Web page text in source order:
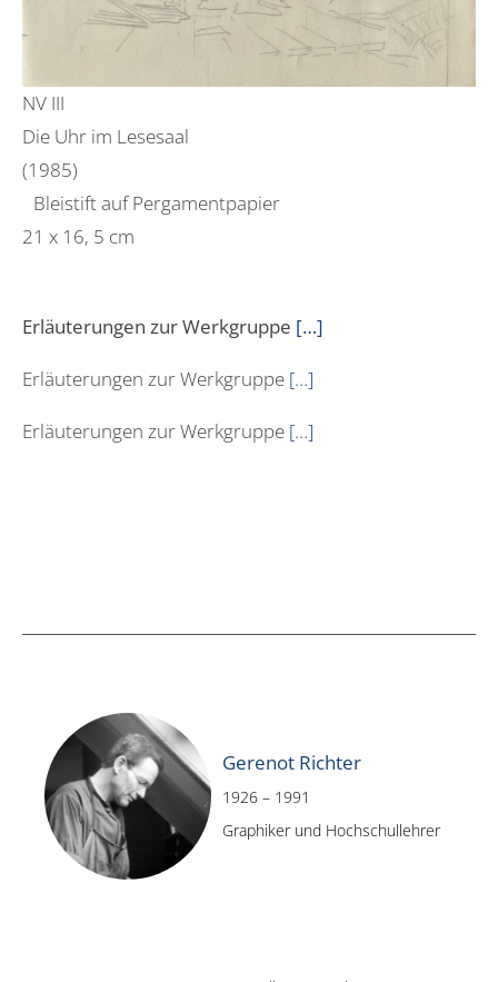
NV III
Die Uhr im Lesesaal
(1985)
Bleistift auf Pergamentpapier
21 x 16, 5 cm
Erläuterungen zur Werkgruppe […]
Erläuterungen zur Werkgruppe […]
Erläuterungen zur Werkgruppe […]
Gerenot Richter
1926 – 1991
Graphiker und Hochschullehrer